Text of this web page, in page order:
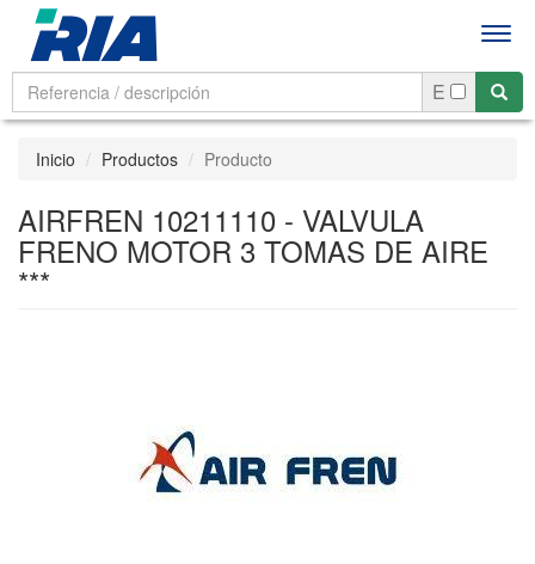
E
Inicio Productos Producto
AIRFREN 10211110 - VALVULA
FRENO MOTOR 3 TOMAS DE AIRE
***